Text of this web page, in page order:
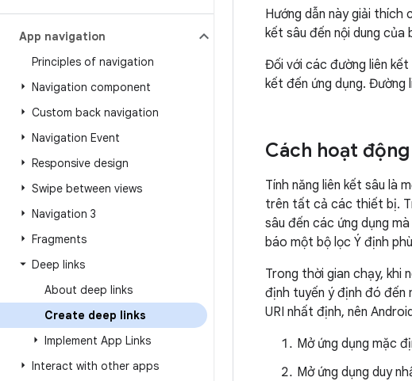
App navigation
Principles of navigation
Navigation component
Custom back navigation
Navigation Event
Responsive design
Swipe between views
Navigation 3
Fragments
Deep links
About deep links
Create deep links
Implement App Links
Interact with other apps
Hướng dẫn này giải thích
kết sâu đến nội dung của
Đối với các đường liên
kết đến ứng dụng. Đường
Cách hoạt
Tính năng liên kết sâu là
trên tất cả các thiết bị.
sâu đến các ứng dụng
báo một bộ lọc Ý định
Trong thời gian chạy, khi
định tuyến ý định đó đến
URI nhất định, nên
Mở ứng dụng mặc
Mở ứng dụng duy